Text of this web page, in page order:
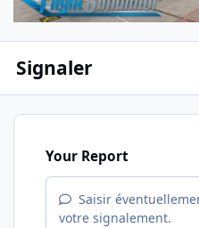
Signaler
Your Report
Saisir
votre signalement.